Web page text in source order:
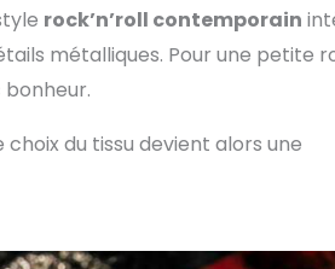
rock’n’roll contemporain
métalliques. Pour une petite
du tissu devient alors une